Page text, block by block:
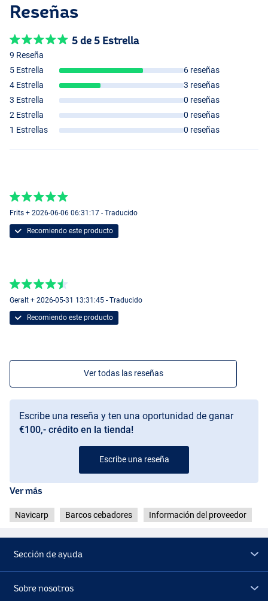
Reseñas
5 de 5 Estrella
9 Reseña
5 Estrella
6 reseñas
4 Estrella
3 reseñas
3 Estrella
0 reseñas
2 Estrella
0 reseñas
1 Estrellas
0 reseñas
Frits + 2026-06-06 06:31:17 - Traducido
Recomiendo este producto
Geralt + 2026-05-31 13:31:45 - Traducido
Recomiendo este producto
Ver todas las reseñas
Escribe una reseña y ten una oportunidad de ganar
€100,- crédito en la tienda!
Escribe una reseña
Ver más
Navicarp Barcos cebadores Información del proveedor
Sección de ayuda
Sobre nosotros